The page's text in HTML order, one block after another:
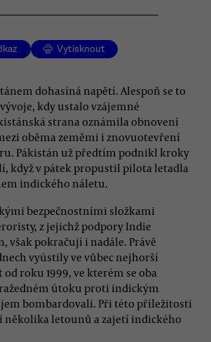
Vytisknout
dohasíná napětí. Alespoň se to
kdy ustalo vzájemné
strana oznámila obnovení
oběma zeměmi i znovuotevření
Pákistán už předtím podnikl kroky
když v pátek propustil pilota letadla
indického náletu.
bezpečnostními složkami
z jejichž podpory Indie
však pokračují i nadále. Právě
vyústily ve vůbec nejhorší
roku 1999, ve kterém se oba
útoku proti indickým
bombardovali. Při této příležitosti
několika letounů a zajetí indického